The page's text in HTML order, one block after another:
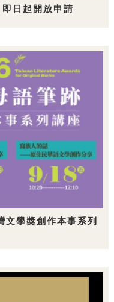
日起開放申請
文學獎創作本事系列